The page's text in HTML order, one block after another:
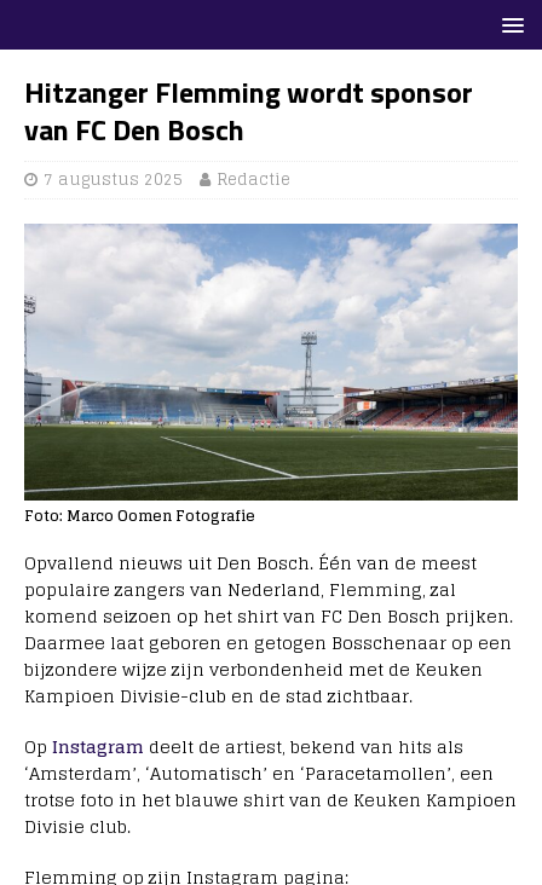
Hitzanger Flemming wordt sponsor
van FC Den Bosch
7 augustus 2025 Redactie
Foto: Marco Oomen Fotografie
Opvallend nieuws uit Den Bosch. Één van de meest
populaire zangers van Nederland, Flemming, zal
komend seizoen op het shirt van FC Den Bosch prijken.
Daarmee laat geboren en getogen Bosschenaar op een
bijzondere wijze zijn verbondenheid met de Keuken
Kampioen Divisie-club en de stad zichtbaar.
Op Instagram deelt de artiest, bekend van hits als
‘Amsterdam’, ‘Automatisch’ en ‘Paracetamollen’, een
trotse foto in het blauwe shirt van de Keuken Kampioen
Divisie club.
Flemming op zijn Instagram pagina: